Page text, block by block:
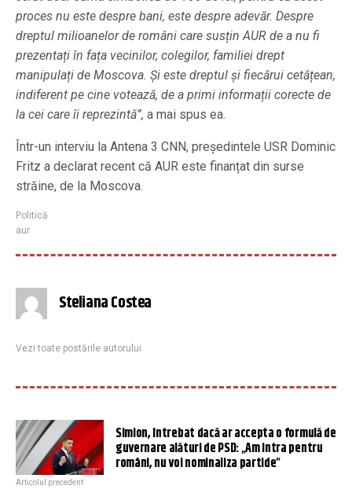
proces nu este despre bani, este despre adevăr. Despre
dreptul milioanelor de români care susțin AUR de a nu fi
prezentați în fața vecinilor, colegilor, familiei drept
manipulați de Moscova. Și este dreptul și fiecărui cetățean,
indiferent pe cine votează, de a primi informații corecte de
la cei care îi reprezintă”, a mai spus ea.
Într-un interviu la Antena 3 CNN, președintele USR Dominic
Fritz a declarat recent că AUR este finanțat din surse
străine, de la Moscova.
Politică
aur
Steliana Costea
Vezi toate postările autorului
Simion, întrebat dacă ar accepta o formulă de
guvernare alături de PSD: „Am intra pentru
români, nu voi nominaliza partide”
Articolul precedent